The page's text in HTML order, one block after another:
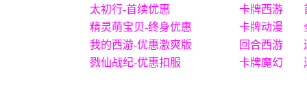
太初行-首续优惠
卡牌西游
精灵萌宝贝-终身优惠
卡牌动漫
我的西游-优惠激爽版
回合西游
戮仙战纪-优惠扣服
卡牌魔幻